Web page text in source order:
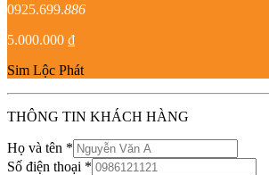
0925.699.886
5.000.000 ₫
Sim Lộc Phát
THÔNG TIN KHÁCH HÀNG
Họ và tên *
Số điện thoại *